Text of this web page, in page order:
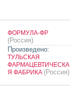
ФОРМУЛА-ФР
(Россия)
Произведено:
ТУЛЬСКАЯ
ФАРМАЦЕВТИЧЕСКА
Я ФАБРИКА (Россия)